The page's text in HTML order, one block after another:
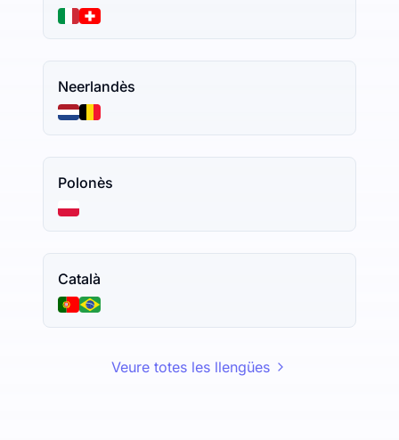
Neerlandès
Polonès
Català
Veure totes les llengües